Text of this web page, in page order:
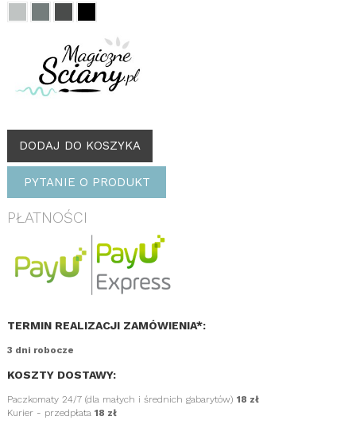
DODAJ DO KOSZYKA
PYTANIE O PRODUKT
PŁATNOŚCI
TERMIN REALIZACJI ZAMÓWIENIA*:
3 dni robocze
KOSZTY DOSTAWY:
Paczkomaty 24/7 (dla małych i średnich gabarytów) 18 zł
Kurier - przedpłata 18 zł